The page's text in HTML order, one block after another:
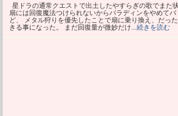
星ドラの通常クエストで出土したやすらぎの歌でまた
扇には回復魔法つけられないからパラディンをやめて
ど、 メタル狩りを優先したことで扇に乗り換え、だっ
きる事になった。 まだ回復量が微妙だけ…続きを読む